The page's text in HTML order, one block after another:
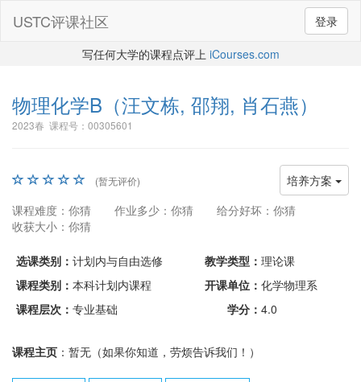
登录
USTC评课社区
写任何大学的课程点评上 iCourses.com
物理化学B （汪文栋, 邵翔, 肖石燕）
2023春 课程号：00305601
培养方案
(暂无评价)
课程难度：你猜 作业多少：你猜
给分好坏：你猜
收获大小：你猜
选课类别： 计划内与自由选修 教学类型： 理论课
课程类别： 本科计划内课程 开课单位： 化学物理系
课程层次： 专业基础 学分： 4.0
课程主页 ：暂无（如果你知道，劳烦告诉我们！）